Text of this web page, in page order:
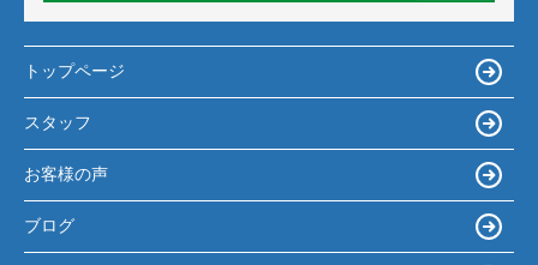
トップページ
スタッフ
お客様の声
ブログ